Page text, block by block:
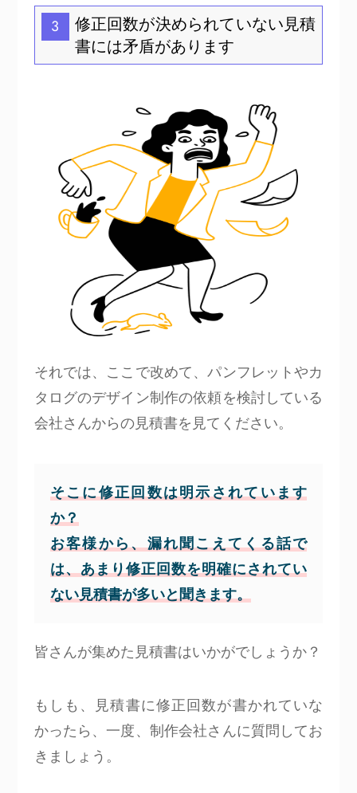
3
修正回数が決められていない見積
書には矛盾があります
それでは、ここで改めて、パンフレットやカ
タログのデザイン制作の依頼を検討している
会社さんからの見積書を見てください。
そこに修正回数は明示されています
か？
お客様から、漏れ聞こえてくる話で
は、あまり修正回数を明確にされてい
ない見積書が多いと聞きます。
皆さんが集めた見積書はいかがでしょうか？
もしも、見積書に修正回数が書かれていな
かったら、一度、制作会社さんに質問してお
きましょう。